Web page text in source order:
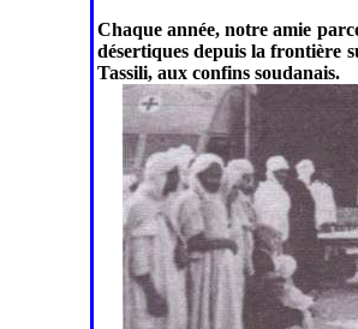
Chaque année, notre amie
désertiques depuis la frontière
Tassili, aux confins soudanais.